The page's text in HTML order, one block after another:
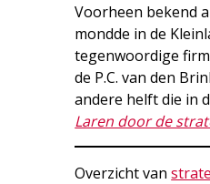
Voorheen bekend
mondde in de
tegenwoordige
de P.C. van den
andere helft die in
Laren door de
Overzicht van